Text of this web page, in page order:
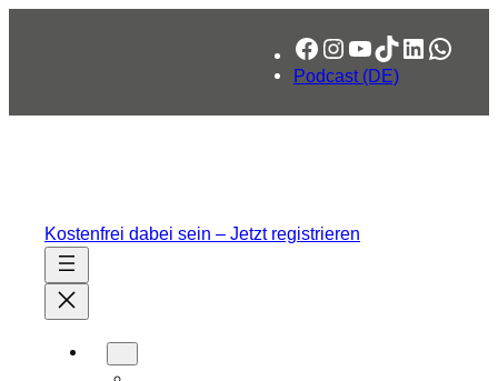
Facebook
Instagram
YouTube
TikTok
LinkedIn
Podcast (DE)
Kostenfrei dabei sein – Jetzt registrieren